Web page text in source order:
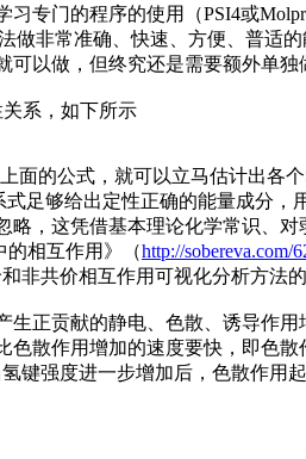
专门的程序的使用（PSI4或
做非常准确、快速、方便、普适
以做，但终究还是需要额外单独
系，如下所示
的公式，就可以立马估计出各
足够给出定性正确的能量成分
，这凭借基本理论化学常识、
相互作用》（http://sobereva.com/
非共价相互作用可视化分析方法
正贡献的静电、色散、诱导作
散作用增加的速度要快，即色
键强度进一步增加后，色散作用